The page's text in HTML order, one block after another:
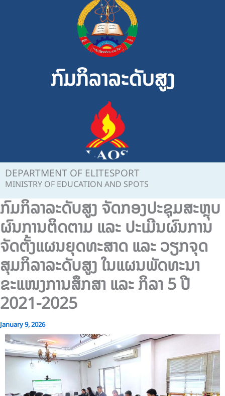
ກົມກິລາລະດັບສູງ
DEPARTMENT OF ELITESPORT
MINISTRY OF EDUCATION AND SPOTS
ກົມກິລາລະດັບສູງ ຈັດກອງປະຊຸມສະຫຼຸບ
ຜົນການຕິດຕາມ ແລະ ປະເມີນຜົນການ
ຈັດຕັ້ງແຜນຍຸດທະສາດ ແລະ ວຽກຈຸດ
ສຸມກິລາລະດັບສູງ ໃນແຜນພັດທະນາ
ຂະແໜງການສຶກສາ ແລະ ກິລາ 5 ປີ
2021-2025
January 9, 2026